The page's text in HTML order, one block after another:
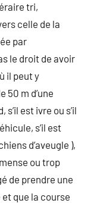
tri,
celle de la
par
le droit de avoir
il peut y
50 m d’une
est ivre ou s’il
s’il est
d’aveugle ),
ou trop
de prendre une
que la course